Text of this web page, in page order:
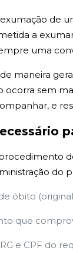
de
a
uma
maneira
ocorra sem
e
do
óbito
que
e CPF do